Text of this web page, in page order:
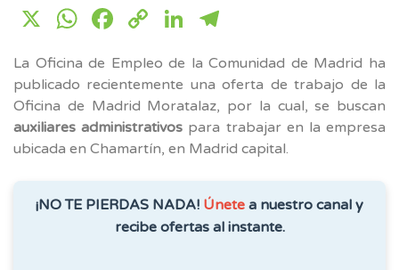
X WhatsApp
Facebook
CopyLinkedIn
La Oficina de Empleo de la Comunidad de Madrid ha
publicado recientemente una oferta de trabajo de la
Oficina de Madrid Moratalaz, por la cual, se buscan
auxiliares administrativos para trabajar en la empresa
ubicada en Chamartín, en Madrid capital.
¡NO TE PIERDAS NADA! Únete a nuestro canal y
recibe ofertas al instante.